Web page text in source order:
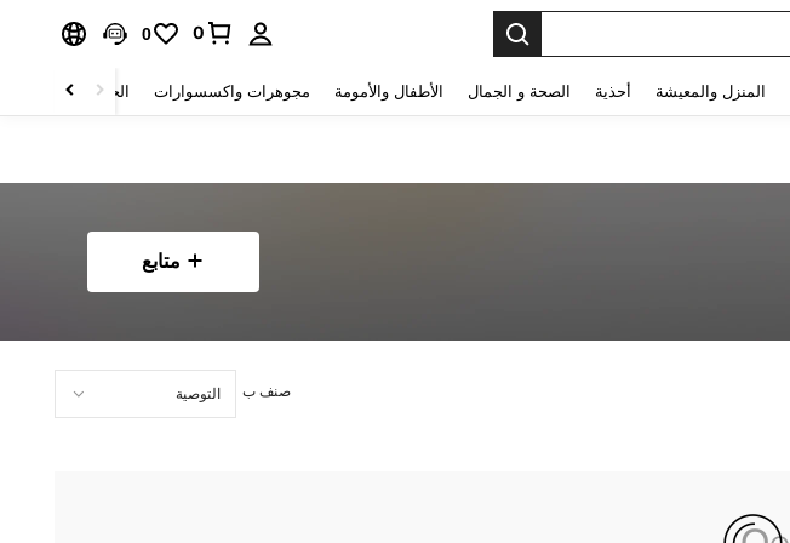
0
0
المنزل والمعيشة أحذية الصحة و الجمال الأطفال والأمومة مجوهرات واكسسوارات الحقائب والأمتعة
متابع
صنف ب